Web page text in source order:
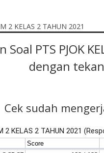
Soal PTS PJOK
dengan
Cek sudah